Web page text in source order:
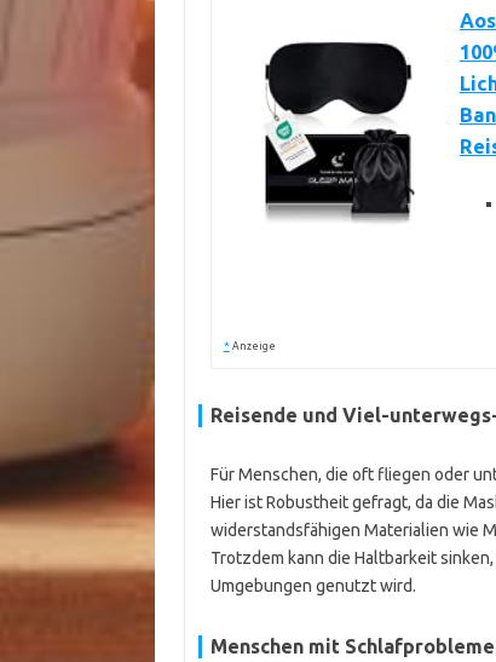
* Anzeige
Reisende und Viel-
Für Menschen, die oft fliegen oder
Hier ist Robustheit gefragt, da die
widerstandsfähigen Materialien wie
Trotzdem kann die Haltbarkeit
Umgebungen genutzt wird.
Menschen mit